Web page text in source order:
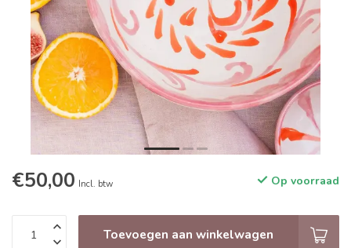
€50,00 Incl. btw Op voorraad
Toevoegen aan winkelwagen